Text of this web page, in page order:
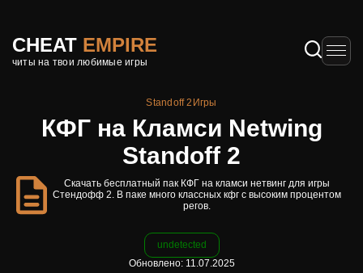
CHEAT EMPIRE
читы на твои любимые игры
Standoff 2 Игры
КФГ на Кламси Netwing
Standoff 2
Скачать бесплатный пак КФГ на кламси нетвинг для игры
Стендофф 2. В паке много классных кфг с высоким процентом
регов.
undetected
Обновлено: 11.07.2025